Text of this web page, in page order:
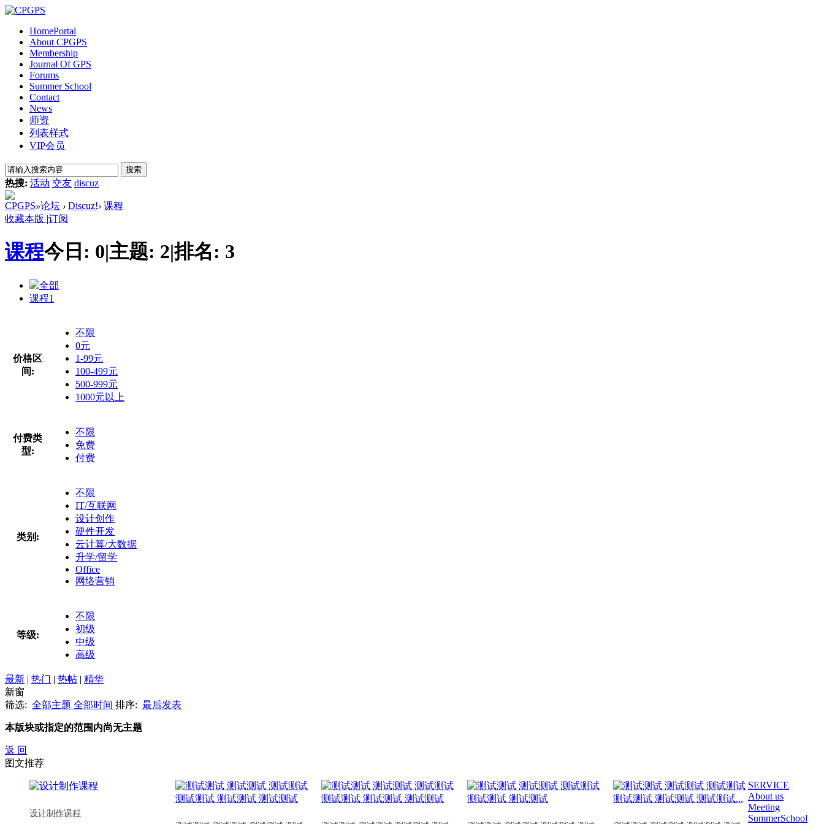
HomePortal
About CPGPS
Membership
Journal Of GPS
Forums
Summer School
Contact
News
师资
列表样式
VIP会员
搜索
热搜: 活动 交友 discuz
CPGPS»论坛 › Discuz!› 课程
收藏本版 |订阅
课程今日: 0|主题: 2|排名: 3
全部
课程1
价格区
间:
不限
0元
1-99元
100-499元
500-999元
1000元以上
付费类
型:
不限
免费
付费
类别:
不限
IT/互联网
设计创作
硬件开发
云计算/大数据
升学/留学
Office
网络营销
等级:
不限
初级
中级
高级
最新 | 热门 | 热帖 | 精华
新窗
筛选: 全部主题 全部时间 排序: 最后发表
本版块或指定的范围内尚无主题
返 回
图文推荐
设计制作课程
SERVICE
About us
Meeting
SummerSchool